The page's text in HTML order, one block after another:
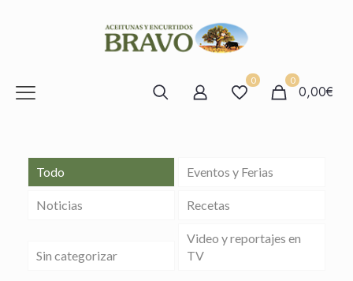
0 0
0,00€
Todo Eventos y Ferias
Noticias Recetas
Sin categorizar
Video y reportajes en
TV